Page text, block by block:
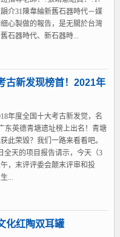
介31陳韋綸新舊石器時代－媒
心製做的報告，是无關於台灣
石器時代、新石器時...
古新发现榜首！2021年
年度全国十大考古新发觉，名
东英德青塘遗址榜上出名！青塘
此荣毁？我们一路来看看吧。
全天的项目报告请示，今天（3
，末评评委会颠末评审和投
...
化红陶双耳罐